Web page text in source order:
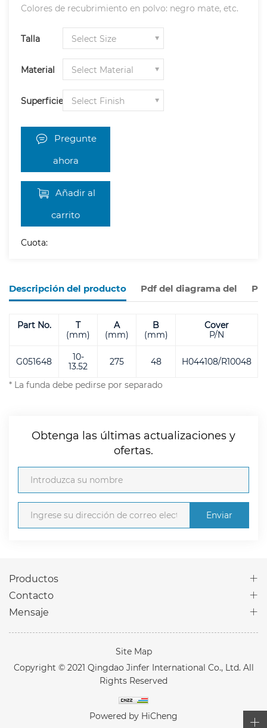
Colores de recubrimiento en polvo: negro mate, etc.
Talla
Material
Superficie
Pregunte
ahora
Añadir al
carrito
Cuota:
Descripción del producto Pdf del diagrama del
Part No.
T
(mm)
A
(mm)
B
(mm)
Cover
P/N
G051648
10-
13.52
275 48 H044108/R10048
* La funda debe pedirse por separado
Obtenga las últimas actualizaciones y
ofertas.
Enviar
Productos
Contacto
Mensaje
Site Map
Copyright © 2021 Qingdao Jinfer International Co., Ltd. All
Rights Reserved
Powered by HiCheng